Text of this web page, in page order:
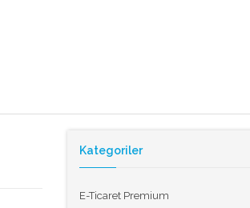
Kategoriler
E-Ticaret Premium